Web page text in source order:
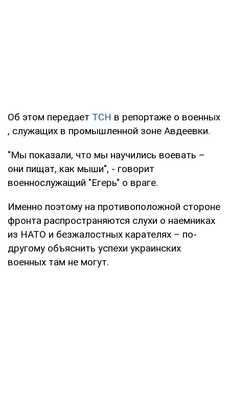
Об этом передает ТСН в репортаже о военных
, служащих в промышленной зоне Авдеевки.
"Мы показали, что мы научились воевать –
они пищат, как мыши", - говорит
военнослужащий "Егерь" о враге.
Именно поэтому на противоположной стороне
фронта распространяются слухи о наемниках
из НАТО и безжалостных карателях – по-
другому объяснить успехи украинских
военных там не могут.